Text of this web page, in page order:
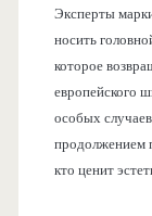
Эксперты
носить
которое
европейского
особых
продолжением
кто ценит